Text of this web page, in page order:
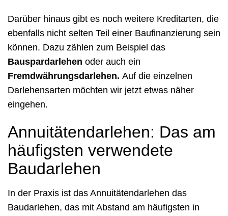
Darüber hinaus gibt es noch weitere Kreditarten, die
ebenfalls nicht selten Teil einer Baufinanzierung sein
können. Dazu zählen zum Beispiel das
Bauspardarlehen oder auch ein
Fremdwährungsdarlehen. Auf die einzelnen
Darlehensarten möchten wir jetzt etwas näher
eingehen.
Annuitätendarlehen: Das am
häufigsten verwendete
Baudarlehen
In der Praxis ist das Annuitätendarlehen das
Baudarlehen, das mit Abstand am häufigsten in